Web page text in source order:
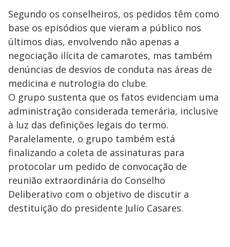
Segundo os conselheiros, os pedidos têm como
base os episódios que vieram a público nos
últimos dias, envolvendo não apenas a
negociação ilícita de camarotes, mas também
denúncias de desvios de conduta nas áreas de
medicina e nutrologia do clube.
O grupo sustenta que os fatos evidenciam uma
administração considerada temerária, inclusive
à luz das definições legais do termo.
Paralelamente, o grupo também está
finalizando a coleta de assinaturas para
protocolar um pedido de convocação de
reunião extraordinária do Conselho
Deliberativo com o objetivo de discutir a
destituição do presidente Julio Casares.